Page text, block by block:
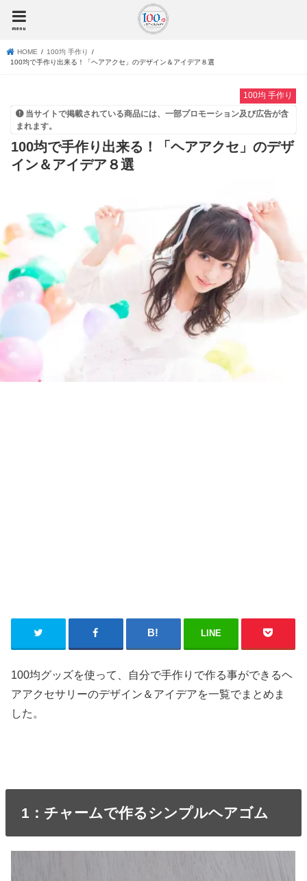
menu
HOME
100均 手作り
100均で手作り出来る！「ヘアアクセ」のデザイン＆アイデア８選
100均 手作り
当サイトで掲載されている商品には、一部プロモーション及び広告が含
まれます。
100均で手作り出来る！「ヘアアクセ」のデザ
イン＆アイデア８選
LINE
100均グッズを使って、自分で手作りで作る事ができるヘ
アアクセサリーのデザイン＆アイデアを一覧でまとめま
した。
1：チャームで作るシンプルヘアゴム